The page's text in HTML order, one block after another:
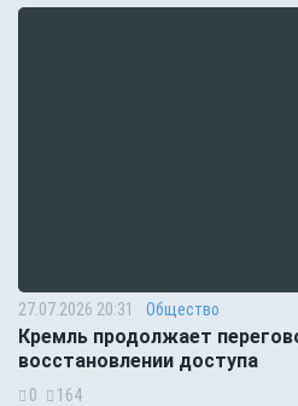
27.07.2026 20:31 Общество
Кремль продолжает
восстановлении доступа
0 164